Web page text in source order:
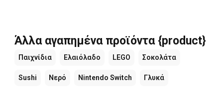
Άλλα αγαπημένα προϊόντα {product}
Παιχνίδια Ελαιόλαδο LEGO Σοκολάτα
Sushi Νερό Nintendo Switch Γλυκά